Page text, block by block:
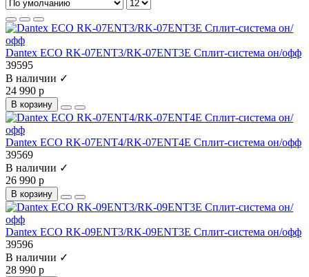
Dantex ECO RK-07ENT3/RK-07ENT3E Сплит-система он/офф
39595
В наличии ✓
24 990 р
В корзину
Dantex ECO RK-07ENT4/RK-07ENT4E Сплит-система он/офф
39569
В наличии ✓
26 990 р
В корзину
Dantex ECO RK-09ENT3/RK-09ENT3E Сплит-система он/офф
39596
В наличии ✓
28 990 р